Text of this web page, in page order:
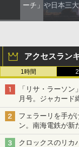
ーチ」や日本三
アクセスラン
1時間
「リサ・ラーソ
月号。ジャカード
フェラーリを手が
ン。南海電鉄が新
クロックスのリカ